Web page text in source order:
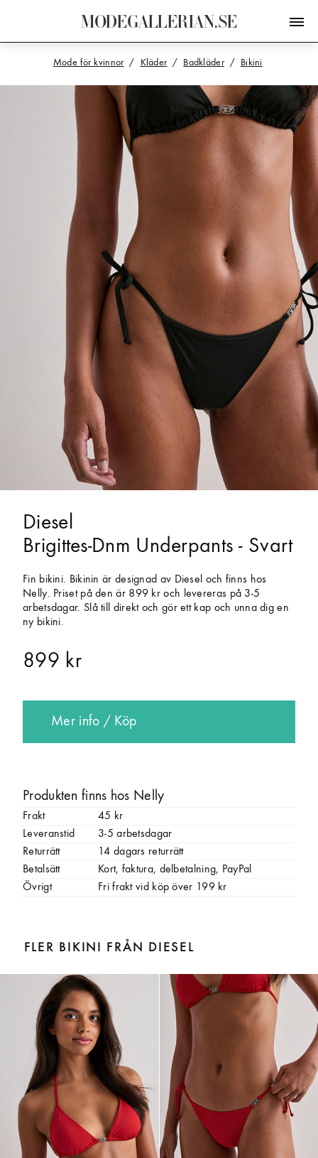
MODEGALLERIAN.SE
Mode för kvinnor Kläder Badkläder Bikini
Diesel
Brigittes-Dnm Underpants - Svart
Fin bikini. Bikinin är designad av Diesel och finns hos
Nelly. Priset på den är 899 kr och levereras på 3-5
arbetsdagar. Slå till direkt och gör ett kap och unna dig en
ny bikini.
899 kr
Mer info / Köp
Produkten finns hos Nelly
Frakt
45 kr
Leveranstid
3-5 arbetsdagar
Returrätt
14 dagars returrätt
Betalsätt
Kort, faktura, delbetalning, PayPal
Övrigt
Fri frakt vid köp över 199 kr
FLER BIKINI FRÅN DIESEL